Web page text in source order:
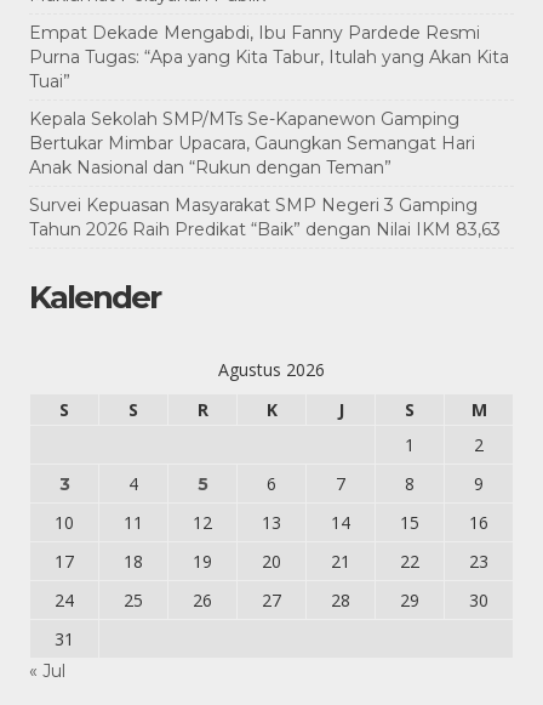
Empat Dekade Mengabdi, Ibu Fanny Pardede Resmi
Purna Tugas: “Apa yang Kita Tabur, Itulah yang Akan Kita
Tuai”
Kepala Sekolah SMP/MTs Se-Kapanewon Gamping
Bertukar Mimbar Upacara, Gaungkan Semangat Hari
Anak Nasional dan “Rukun dengan Teman”
Survei Kepuasan Masyarakat SMP Negeri 3 Gamping
Tahun 2026 Raih Predikat “Baik” dengan Nilai IKM 83,63
Kalender
Agustus 2026
S
S R K J S
M
1
2
3 4 5 6 7 8
9
10
11 12 13 14 15
16
17
18 19 20 21 22
23
24
25 26 27 28 29
30
31
« Jul